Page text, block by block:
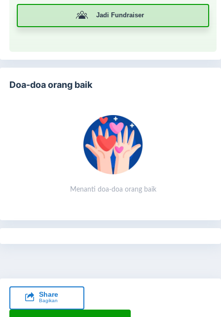
Infaq Anda bukan sekadar membantu fisik mereka kembali
pulih, tapi juga menanam benih pahala yang akan terus
Jadi Fundraiser
Doa-doa orang baik
Menanti doa-doa orang baik
Share
Bagikan